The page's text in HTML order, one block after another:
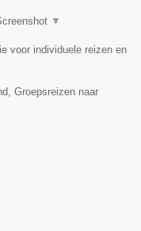
▼
voor individuele reizen en
Groepsreizen naar